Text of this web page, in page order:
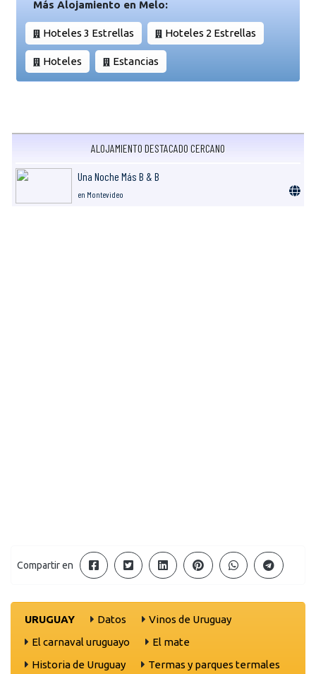
Más Alojamiento en Melo:
Hoteles 3 Estrellas Hoteles 2 Estrellas
Hoteles Estancias
ALOJAMIENTO DESTACADO CERCANO
Una Noche Más B & B
en Montevideo
Compartir en
URUGUAY Datos
Vinos de Uruguay
El carnaval uruguayo
El mate
Historia de Uruguay
Termas y parques termales